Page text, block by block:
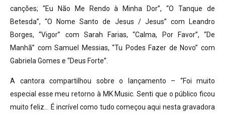
canções; “Eu Não Me Rendo à Minha Dor”, “O Tanque de
Betesda”, “O Nome Santo de Jesus / Jesus” com Leandro
Borges, “Vigor” com Sarah Farias, “Calma, Por Favor”, “De
Manhã” com Samuel Messias, “Tu Podes Fazer de Novo” com
Gabriela Gomes e “Deus Forte”.
A cantora compartilhou sobre o lançamento – “Foi muito
especial esse meu retorno à MK Music. Senti que o público ficou
muito feliz… É incrível como tudo começou aqui nesta gravadora